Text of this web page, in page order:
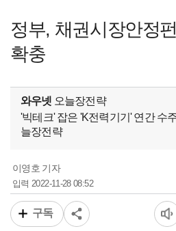
정부, 채권시장안정
확충
와우넷 오늘장전략
'빅테크' 잡은 'K전력기기' 연간 수
늘장전략
이영호 기자
입력 2022-11-28 08:52
구독